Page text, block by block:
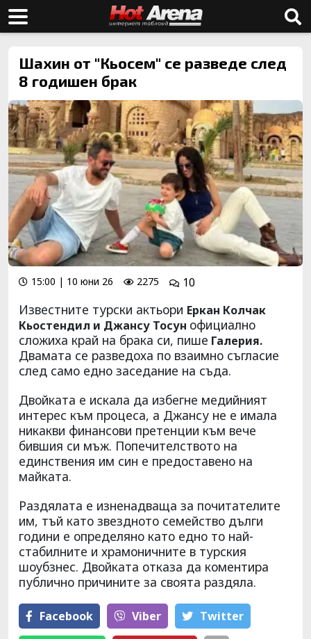
Шахин от "Кьосем" се разведе след
8 годишен брак
15:00 | 10 юни 26 2275 10
Известните турски актьори Еркан Колчак
Кьостендил и Джансу Тосун официално
сложиха край на брака си, пише Галерия.
Двамата се разведоха по взаимно съгласие
след само едно заседание на съда.
Двойката е искала да избегне медийният
интерес към процеса, а Джансу не е имала
никакви финансови претенции към вече
бившия си мъж. Попечителството на
единствения им син е предоставено на
майката.
Раздялата е изненадваща за почитателите
им, тъй като звездното семейство дълги
години е определяно като едно то най-
стабилните и храмоничните в турския
шоубзнес. Двойката отказа да коментира
публично причините за своята раздяла.
Facebook Viber Тwitter